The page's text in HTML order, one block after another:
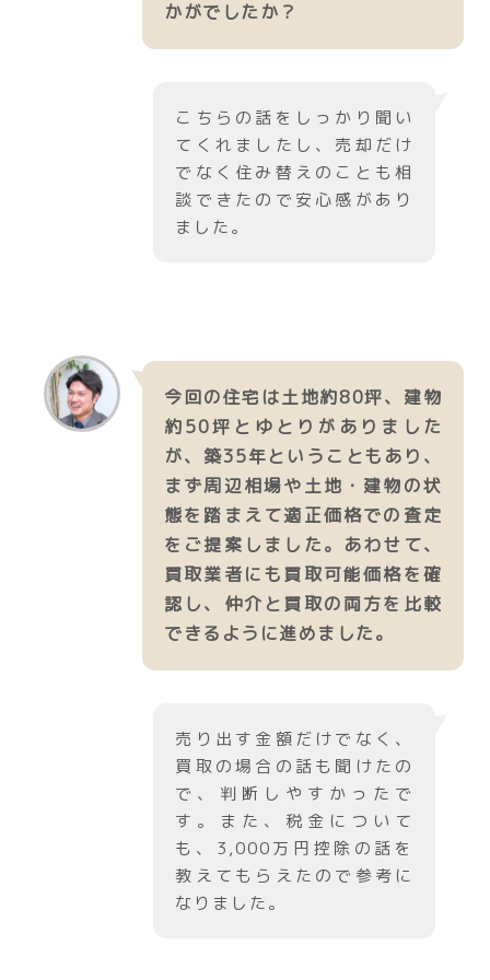
かがでしたか？
こちらの話をしっかり聞い
てくれましたし、売却だけ
でなく住み替えのことも相
談できたので安心感があり
ました。
今回の住宅は土地約80坪、建物
約50坪とゆとりがありました
が、築35年ということもあり、
まず周辺相場や土地・建物の状
態を踏まえて適正価格での査定
をご提案しました。あわせて、
買取業者にも買取可能価格を確
認し、仲介と買取の両方を比較
できるように進めました。
売り出す金額だけでなく、
買取の場合の話も聞けたの
で、判断しやすかったで
す。また、税金について
も、3,000万円控除の話を
教えてもらえたので参考に
なりました。